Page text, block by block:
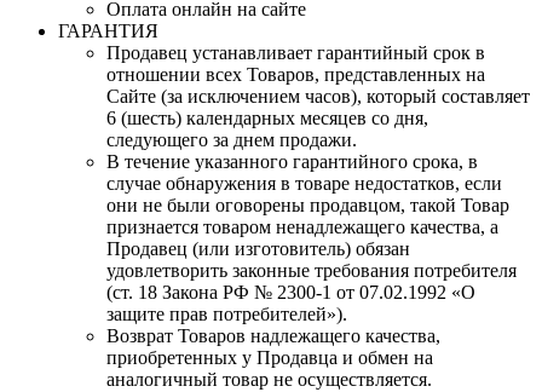
Оплата онлайн на сайте
ГАРАНТИЯ
Продавец устанавливает гарантийный срок в
отношении всех Товаров, представленных на
Сайте (за исключением часов), который составляет
6 (шесть) календарных месяцев со дня,
следующего за днем продажи.
В течение указанного гарантийного срока, в
случае обнаружения в товаре недостатков, если
они не были оговорены продавцом, такой Товар
признается товаром ненадлежащего качества, а
Продавец (или изготовитель) обязан
удовлетворить законные требования потребителя
(ст. 18 Закона РФ № 2300-1 от 07.02.1992 «О
защите прав потребителей»).
Возврат Товаров надлежащего качества,
приобретенных у Продавца и обмен на
аналогичный товар не осуществляется.